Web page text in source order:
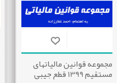
مجموعه قوانین مالیاتهای
مستقیم 1399 قطع جیبی